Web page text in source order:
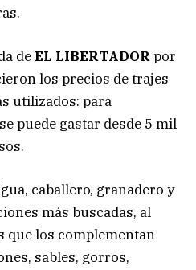
deEL LIBERTADORpor
los precios de trajes
utilizados: para
puede gastar desde 5 mil
caballero, granadero y
más buscadas, al
que los complementan
sables, gorros,